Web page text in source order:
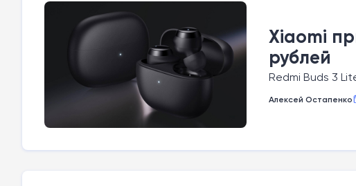
Xiaomi
рублей
Redmi Buds 3
Алексей Остапенко